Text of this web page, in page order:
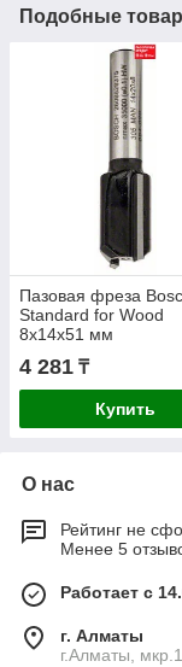
Подобные
Пазовая фреза
Standard for Wood
8x14x51 мм
4 281 ₸
Купить
О нас
Рейтинг не
Менее 5
Работает с
г. Алматы
г.Алматы,